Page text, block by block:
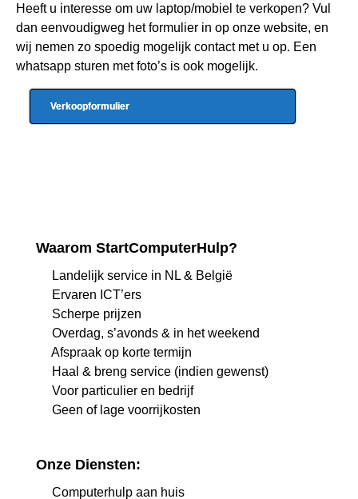
Heeft u interesse om uw laptop/mobiel te verkopen? Vul
dan eenvoudigweg het formulier in op onze website, en
wij nemen zo spoedig mogelijk contact met u op. Een
whatsapp sturen met foto’s is ook mogelijk.
Verkoopformulier
Waarom StartComputerHulp?
Landelijk service in NL & België
Ervaren ICT’ers
Scherpe prijzen
Overdag, s’avonds & in het weekend
Afspraak op korte termijn
Haal & breng service (indien gewenst)
Voor particulier en bedrijf
Geen of lage voorrijkosten
Onze Diensten:
Computerhulp aan huis